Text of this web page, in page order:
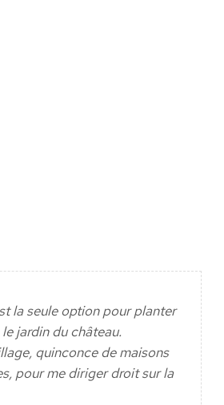
la seule option pour planter
jardin du château.
quinconce de maisons
pour me diriger droit sur la